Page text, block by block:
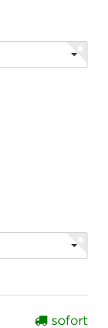
sofort